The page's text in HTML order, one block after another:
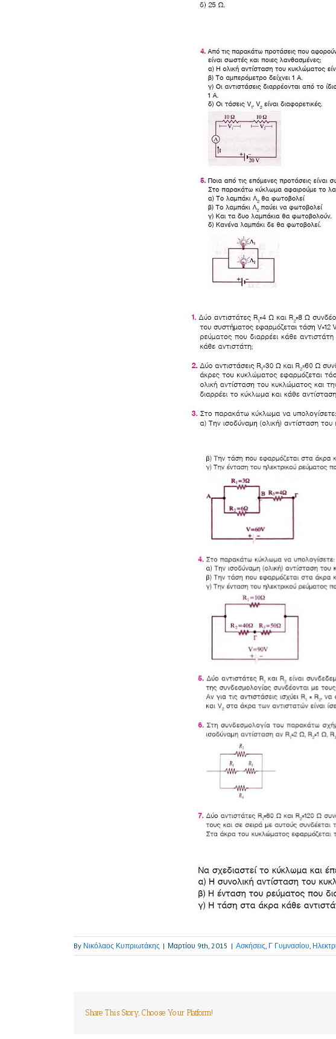
By Νικόλαος Κυπριωτάκης | Μαρτίου 9th, 2015 | Ασκήσεις Γ Γυμνασίου
Share This Story, Choose Your Platform!